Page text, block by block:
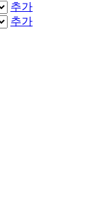
추가
추가